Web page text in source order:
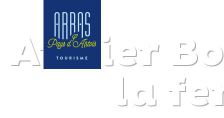
Atelier
la